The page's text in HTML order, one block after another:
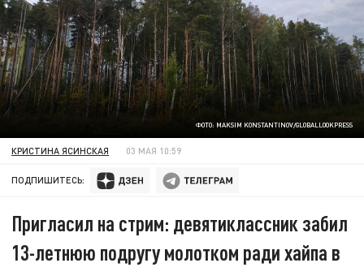
ФОТО: MAKSIM KONSTANTINOV/GLOBALLOOKPRESS
КРИСТИНА ЯСИНСКАЯ 03 МАЯ 10:59
ПОДПИШИТЕСЬ:
Пригласил на стрим: девятиклассник забил
13-летнюю подругу молотком ради хайпа в